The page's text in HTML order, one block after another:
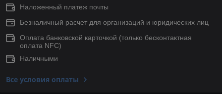
Наложенный платеж почты
Безналичный расчет для организаций и юридических лиц
Оплата банковской карточкой (только беcконтактная
оплата NFC)
Наличными
Все условия оплаты